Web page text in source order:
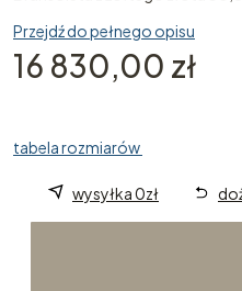
Przejdź do pełnego opisu
Cena
16 830,00 zł
tabela rozmiarów
wysyłka 0zł